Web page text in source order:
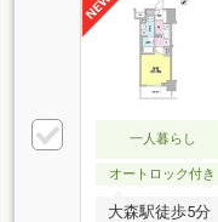
一人暮らし
オートロック付き
大森駅徒歩5